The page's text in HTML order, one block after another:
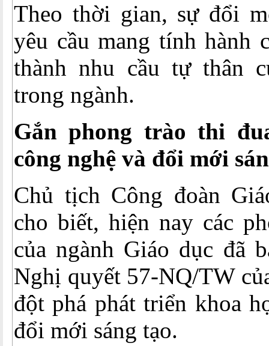
Theo thời gian, sự đổi
yêu cầu mang tính hành
thành nhu cầu tự thân
trong ngành.
Gắn phong trào thi
công nghệ và đổi mới
Chủ tịch Công đoàn
cho biết, hiện nay các
của ngành Giáo dục đã
Nghị quyết 57-NQ/TW
đột phá phát triển khoa
đổi mới sáng tạo.